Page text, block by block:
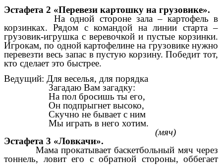
Эстафета 2 «Перевези картошку на грузовике».
На одной стороне зала – картофель в
корзинках. Рядом с командой на линии старта –
грузовик-игрушка с веревочкой и пустые корзинки.
Игрокам, по одной картофелине на грузовике нужно
перевезти весь запас в пустую корзину. Победит тот,
кто сделает это быстрее.
Ведущий: Для веселья, для порядка
Загадаю Вам загадку:
На пол бросишь ты его,
Он подпрыгнет высоко,
Скучно не бывает с ним
Мы играть в него хотим.
(мяч)
Эстафета 3 «Ловкачи».
Мама прокатывает баскетбольный мяч через
тоннель, ловит его с обратной стороны, оббегает